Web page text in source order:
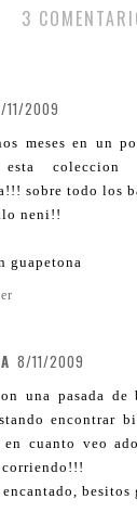
3
11/2009
meses en un
coleccion
sobre todo los
neni!!
guapetona
8/11/2009
una pasada de
encontrar
en cuanto veo
besitos